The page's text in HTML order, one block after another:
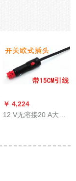
￥ 4,224
12 V无溶接20 A大出
ド変换ベトスキース